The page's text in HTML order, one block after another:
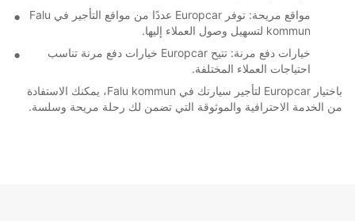
مواقع مريحة: توفر Europcar عددًا من مواقع التأجير في Falu
kommun لتسهيل وصول العملاء إليها.
خيارات دفع مرنة: تتيح Europcar خيارات دفع مرنة تناسب
احتياجات العملاء المختلفة.
باختيار Europcar لتأجير سيارتك في Falu kommun، يمكنك الاستفادة
من الخدمة الاحترافية والموثوقة التي تضمن لك رحلة مريحة وسلسة.